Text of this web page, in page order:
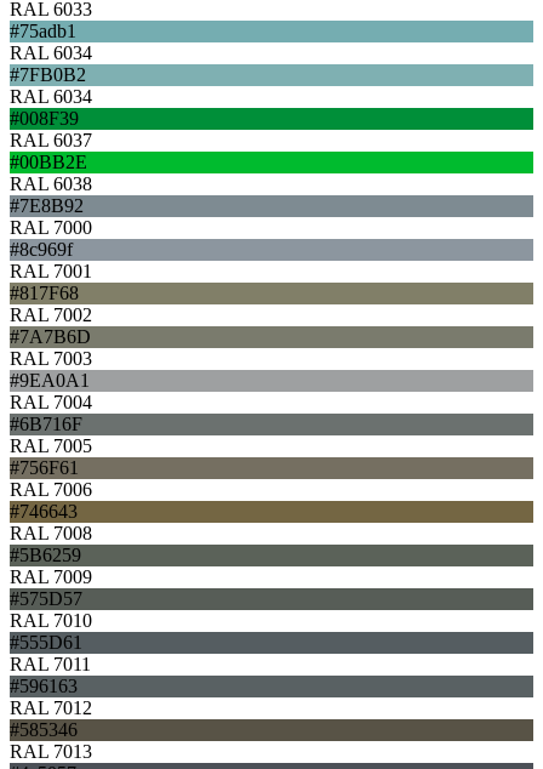
RAL 6033
#75adb1
RAL 6034
#7FB0B2
RAL 6034
#008F39
RAL 6037
#00BB2E
RAL 6038
#7E8B92
RAL 7000
#8c969f
RAL 7001
#817F68
RAL 7002
#7A7B6D
RAL 7003
#9EA0A1
RAL 7004
#6B716F
RAL 7005
#756F61
RAL 7006
#746643
RAL 7008
#5B6259
RAL 7009
#575D57
RAL 7010
#555D61
RAL 7011
#596163
RAL 7012
#585346
RAL 7013